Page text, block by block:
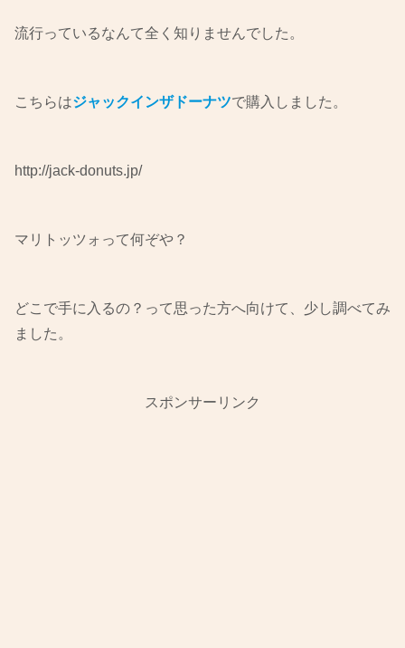
流行っているなんて全く知りませんでした。
こちらはジャックインザドーナツで購入しました。
http://jack-donuts.jp/
マリトッツォって何ぞや？
どこで手に入るの？って思った方へ向けて、少し調べてみ
ました。
スポンサーリンク